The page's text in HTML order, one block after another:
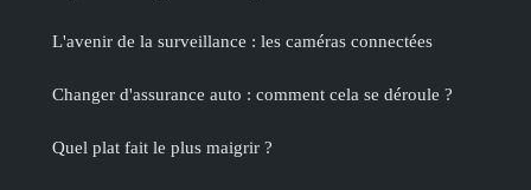
L'avenir de la surveillance : les caméras connectées
Changer d'assurance auto : comment cela se déroule ?
Quel plat fait le plus maigrir ?